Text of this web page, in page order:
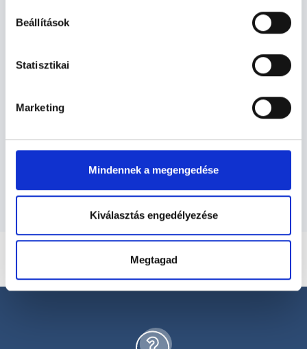
Beállítások
Statisztikai
Marketing
Mindennek a megengedése
Kiválasztás engedélyezése
Megtagad
Ultrahang TERÜLETHEZ KAPCSOLÓDÓ
Szolgáltatások
Budapesti és vidéki ultrahangos szakorvos